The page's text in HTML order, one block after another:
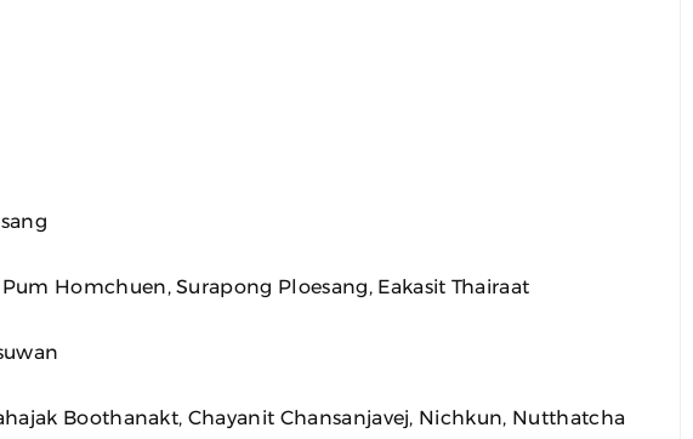
Homchuen, Surapong Ploesang, Eakasit Thairaat
Boothanakt, Chayanit Chansanjavej, Nichkun, Nutthatcha